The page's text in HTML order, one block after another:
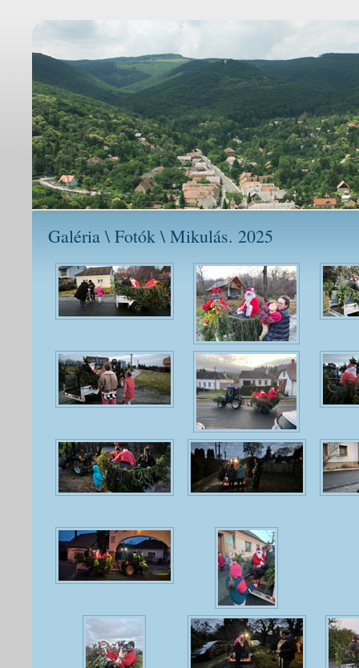
Galéria \ Fotók \ Mikulás. 2025